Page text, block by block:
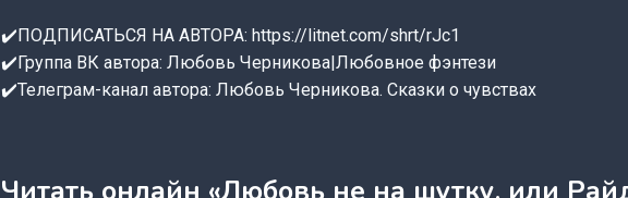
✔️ПОДПИСАТЬСЯ НА АВТОРА: https://litnet.com/shrt/rJc1
✔️Группа ВК автора: Любовь Черникова|Любовное фэнтези
✔️Телеграм-канал автора: Любовь Черникова. Сказки о чувствах